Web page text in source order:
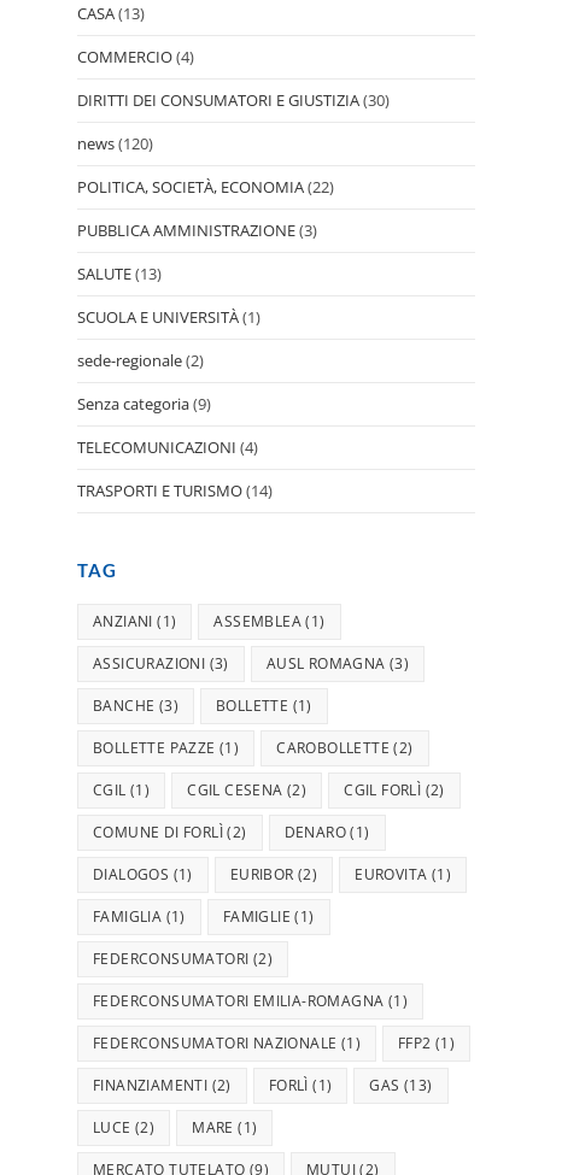
CASA(13)
COMMERCIO(4)
DIRITTI DEI CONSUMATORI E GIUSTIZIA(30)
news(120)
POLITICA, SOCIETÀ, ECONOMIA(22)
PUBBLICA AMMINISTRAZIONE(3)
SALUTE(13)
SCUOLA E UNIVERSITÀ(1)
sede-regionale(2)
Senza categoria(9)
TELECOMUNICAZIONI (4)
TRASPORTI E TURISMO(14)
TAG
ANZIANI (1) ASSEMBLEA(1)
ASSICURAZIONI (3) AUSL ROMAGNA (3)
BANCHE (3) BOLLETTE (1)
BOLLETTE PAZZE (1) CAROBOLLETTE (2)
CGIL (1) CGIL CESENA (2) CGIL FORLÌ (2)
COMUNE DI FORLÌ(2) DENARO(1)
DIALOGOS (1) EURIBOR (2) EUROVITA (1)
FAMIGLIA (1) FAMIGLIE (1)
FEDERCONSUMATORI (2)
FEDERCONSUMATORI EMILIA-ROMAGNA (1)
FEDERCONSUMATORI NAZIONALE (1) FFP2 (1)
FINANZIAMENTI (2) FORLÌ (1) GAS (13)
LUCE (2) MARE (1)
MERCATO TUTELATO (9) MUTUI(2)